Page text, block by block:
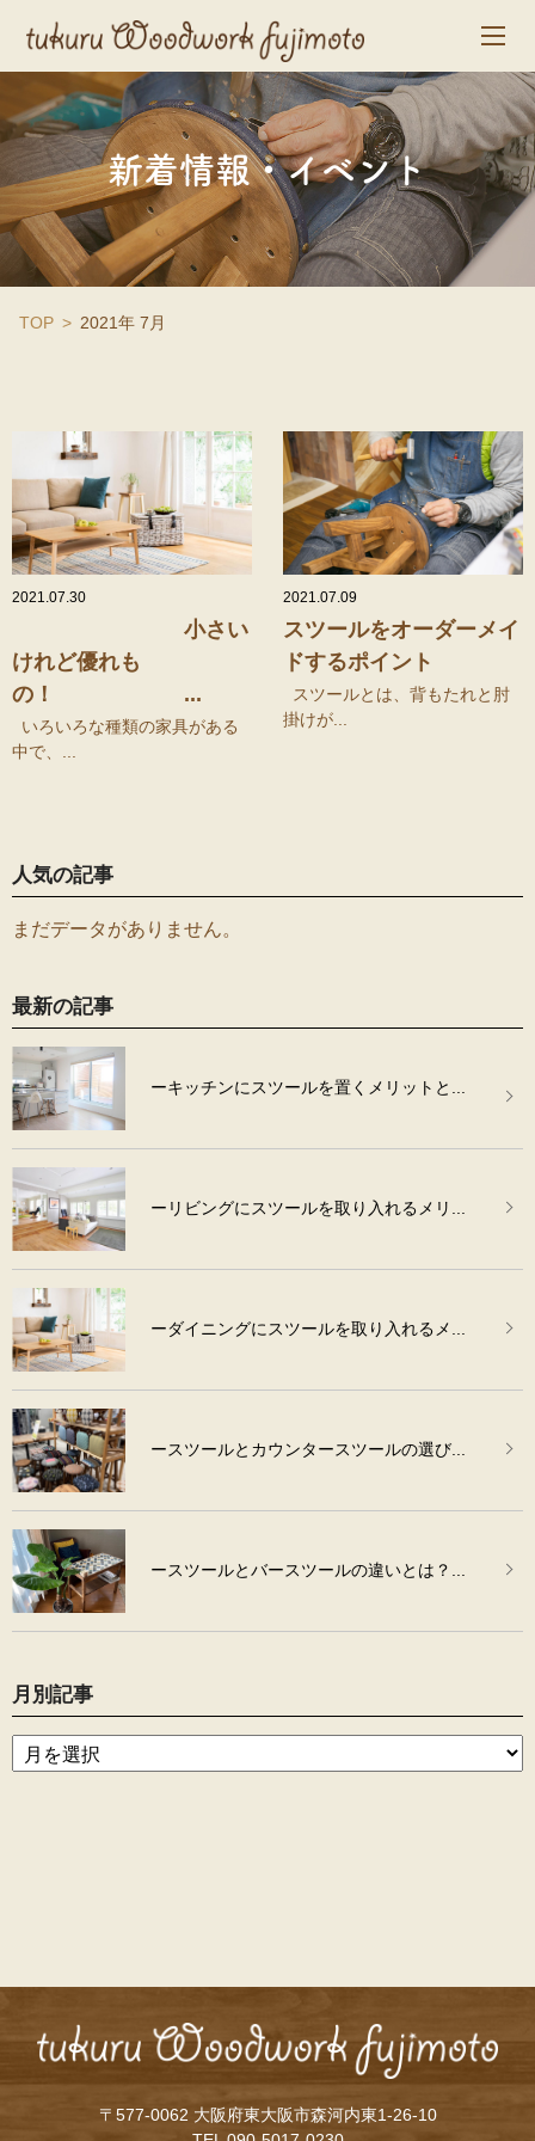
新着情報・イベント
TOP 2021年 7月
2021.07.30
小さい
けれど優れも
の！ ...
いろいろな種類の家具がある
中で、...
2021.07.09
スツールをオーダーメイ
ドするポイント
スツールとは、背もたれと肘
掛けが...
人気の記事
まだデータがありません。
最新の記事
ーキッチンにスツールを置くメリットと...
ーリビングにスツールを取り入れるメリ...
ーダイニングにスツールを取り入れるメ...
ースツールとカウンタースツールの選び...
ースツールとバースツールの違いとは？...
月別記事
〒577-0062 大阪府東大阪市森河内東1-26-10